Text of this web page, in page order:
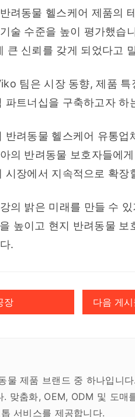
려동물 헬스케어 제품의
술 수준을 높이 평가했습
큰 신뢰를 갖게 되었다고
팀은 시장 동향, 제품
트너십을 구축하고자 하
려동물 헬스케어 유통
의 반려동물 보호자들에
장에서 지속적으로 확장
의 밝은 미래를 만들 수
높이고 현지 반려동물 보
.
장 다음 게
물 제품 브랜드 중 하나입니
. 맞춤화, OEM, ODM 및 도
서비스를 제공합니다.